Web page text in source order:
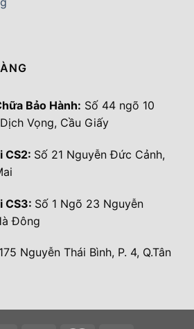
Bảo Hành: Số 44 ngõ 10
Vọng, Cầu Giấy
CS2: Số 21 Nguyễn Đức Cảnh,
CS3: Số 1 Ngõ 23 Nguyễn
Đông
Nguyễn Thái Bình, P. 4, Q.Tân